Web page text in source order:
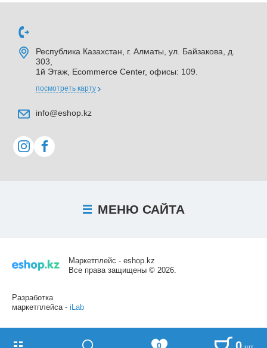
Республика Казахстан, г. Алматы, ул. Байзакова, д.
303,
1й Этаж, Ecommerce Center, офисы: 109.
посмотреть карту
info@eshop.kz
МЕНЮ САЙТА
Маркетплейс - eshop.kz
Все права защищены © 2026.
Разработка
маркетплейса - iLab
0 0